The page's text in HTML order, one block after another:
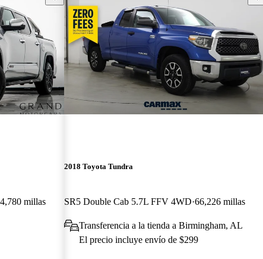
millas
2018 Toyota Tundra
SR5 Double Cab 5.7L FFV 4WD 66,226 millas
Transferencia a la tienda a Birmingham, AL
El precio incluye envío de $299